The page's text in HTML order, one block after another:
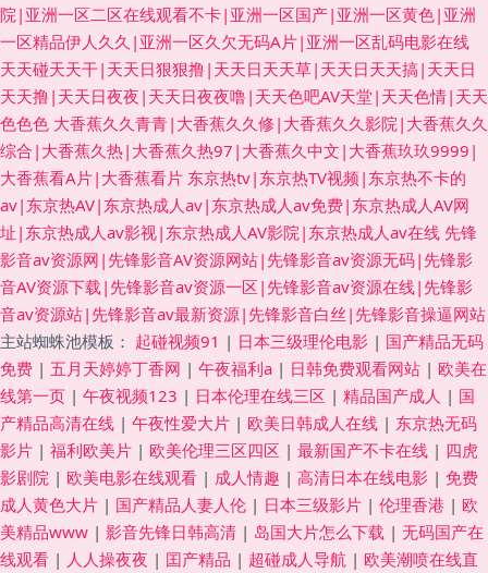
院|亚洲一区二区在线观看不卡|亚洲一区国产|亚洲一区黄色|亚洲
一区精品伊人久久|亚洲一区久欠无码A片|亚洲一区乱码电影在线
天天碰天天干|天天日狠狠撸|天天日天天草|天天日天天搞|天天日
天天撸|天天日夜夜|天天日夜夜噜|天天色吧AV天堂|天天色情|天天
色色色 大香蕉久久青青|大香蕉久久修|大香蕉久久影院|大香蕉久久
综合|大香蕉久热|大香蕉久热97|大香蕉久中文|大香蕉玖玖9999|
大香蕉看A片|大香蕉看片 东京热tv|东京热TV视频|东京热不卡的
av|东京热AV|东京热成人av|东京热成人av免费|东京热成人AV网
址|东京热成人av影视|东京热成人AV影院|东京热成人av在线 先锋
影音av资源网|先锋影音AV资源网站|先锋影音av资源无码|先锋影
音AV资源下载|先锋影音av资源一区|先锋影音av资源在线|先锋影
音av资源站|先锋影音av最新资源|先锋影音白丝|先锋影音操逼网站
主站蜘蛛池模板： 起碰视频91 | 日本三级理伦电影 | 国产精品无码
免费 | 五月天婷婷丁香网 | 午夜福利a | 日韩免费观看网站 | 欧美在
线第一页 | 午夜视频123 | 日本伦理在线三区 | 精品国产成人 | 国
产精品高清在线 | 午夜性爱大片 | 欧美日韩成人在线 | 东京热无码
影片 | 福利欧美片 | 欧美伦理三区四区 | 最新国产不卡在线 | 四虎
影剧院 | 欧美电影在线观看 | 成人情趣 | 高清日本在线电影 | 免费
成人黄色大片 | 国产精品人妻人伦 | 日本三级影片 | 伦理香港 | 欧
美精品www | 影音先锋日韩高清 | 岛国大片怎么下载 | 无码国产在
线观看 | 人人操夜夜 | 囯产精品 | 超碰成人导航 | 欧美潮喷在线直